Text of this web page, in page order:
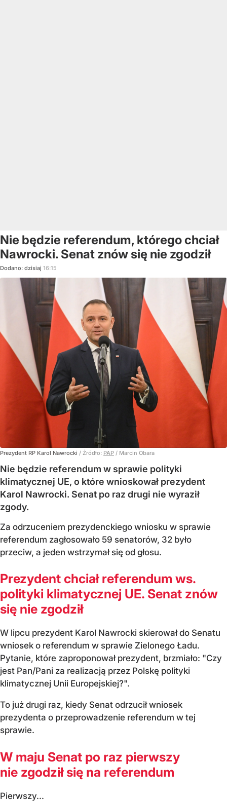
Nie będzie referendum, którego chciał
Nawrocki. Senat znów się nie zgodził
Dodano: dzisiaj 16:15
Prezydent RP Karol Nawrocki / Źródło: PAP / Marcin Obara
Nie będzie referendum w sprawie polityki
klimatycznej UE, o które wnioskował prezydent
Karol Nawrocki. Senat po raz drugi nie wyraził
zgody.
Za odrzuceniem prezydenckiego wniosku w sprawie
referendum zagłosowało 59 senatorów, 32 było
przeciw, a jeden wstrzymał się od głosu.
Prezydent chciał referendum ws.
polityki klimatycznej UE. Senat znów
się nie zgodził
W lipcu prezydent Karol Nawrocki skierował do Senatu
wniosek o referendum w sprawie Zielonego Ładu.
Pytanie, które zaproponował prezydent, brzmiało: "Czy
jest Pan/Pani za realizacją przez Polskę polityki
klimatycznej Unii Europejskiej?".
To już drugi raz, kiedy Senat odrzucił wniosek
prezydenta o przeprowadzenie referendum w tej
sprawie.
W maju Senat po raz pierwszy
nie zgodził się na referendum
Pierwszy...